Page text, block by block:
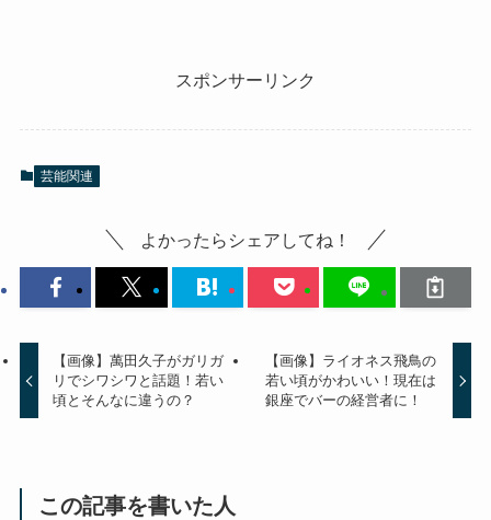
スポンサーリンク
芸能関連
よかったらシェアしてね！
【画像】萬田久子がガリガ
リでシワシワと話題！若い
頃とそんなに違うの？
【画像】ライオネス飛鳥の
若い頃がかわいい！現在は
銀座でバーの経営者に！
この記事を書いた人